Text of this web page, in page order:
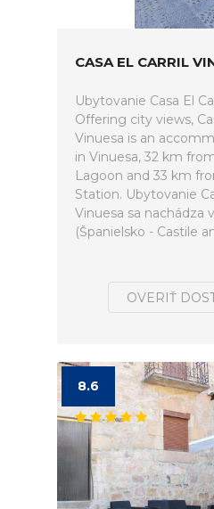
CASA EL CARRIL
Ubytovanie Casa El
Offering city views,
Vinuesa is an
in Vinuesa, 32 km
Lagoon and 33 km
Station. Ubytovanie
Vinuesa sa nachádza
(Španielsko - Castile
OVERIŤ
8.6